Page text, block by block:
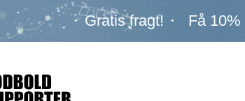
Gratis fragt! Få 10%